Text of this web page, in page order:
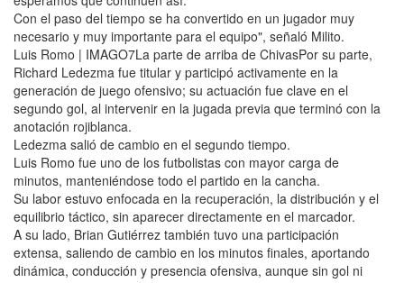
Con el paso del tiempo se ha convertido en un jugador muy
necesario y muy importante para el equipo", señaló Milito.
Luis Romo | IMAGO7La parte de arriba de ChivasPor su parte,
Richard Ledezma fue titular y participó activamente en la
generación de juego ofensivo; su actuación fue clave en el
segundo gol, al intervenir en la jugada previa que terminó con la
anotación rojiblanca.
Ledezma salió de cambio en el segundo tiempo.
Luis Romo fue uno de los futbolistas con mayor carga de
minutos, manteniéndose todo el partido en la cancha.
Su labor estuvo enfocada en la recuperación, la distribución y el
equilibrio táctico, sin aparecer directamente en el marcador.
A su lado, Brian Gutiérrez también tuvo una participación
extensa, saliendo de cambio en los minutos finales, aportando
dinámica, conducción y presencia ofensiva, aunque sin gol ni